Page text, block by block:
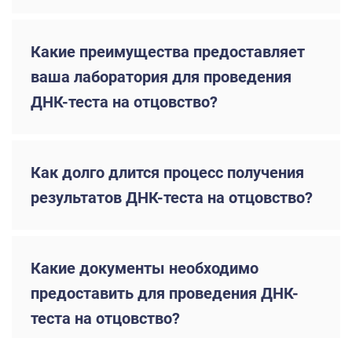
Какие преимущества предоставляет
ваша лаборатория для проведения
ДНК-теста на отцовство?
Как долго длится процесс получения
результатов ДНК-теста на отцовство?
Какие документы необходимо
предоставить для проведения ДНК-
теста на отцовство?